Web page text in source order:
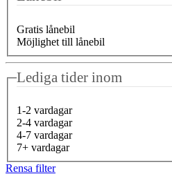
Gratis lånebil
Möjlighet till lånebil
Lediga tider inom
1-2 vardagar
2-4 vardagar
4-7 vardagar
7+ vardagar
Rensa filter